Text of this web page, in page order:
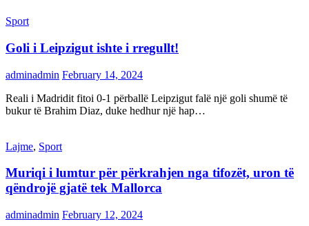
Sport
Goli i Leipzigut ishte i rregullt!
adminadmin February 14, 2024
Reali i Madridit fitoi 0-1 përballë Leipzigut falë një goli shumë të
bukur të Brahim Diaz, duke hedhur një hap…
Lajme, Sport
Muriqi i lumtur për përkrahjen nga tifozët, uron të
qëndrojë gjatë tek Mallorca
adminadmin February 12, 2024